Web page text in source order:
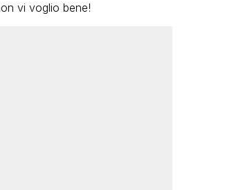
vi voglio bene!